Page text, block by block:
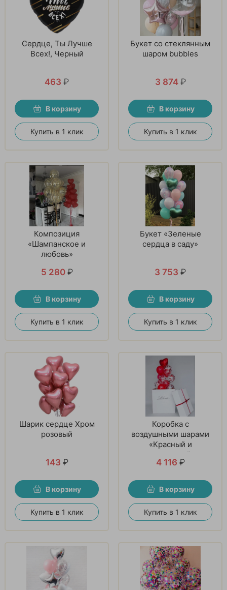
Сердце, Ты Лучше
Всех!, Черный
463 ₽
В корзину
Купить в 1 клик
Букет со стеклянным
шаром bubbles
3 874 ₽
В корзину
Купить в 1 клик
Композиция
«Шампанское и
любовь»
5 280 ₽
В корзину
Купить в 1 клик
Букет «Зеленые
сердца в саду»
3 753 ₽
В корзину
Купить в 1 клик
Шарик сердце Хром
розовый
143 ₽
В корзину
Купить в 1 клик
Коробка с
воздушными шарами
«Красный и
прозрачный»
4 116 ₽
В корзину
Купить в 1 клик